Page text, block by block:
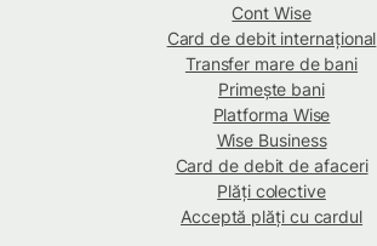
Cont Wise
Card de debit internațional
Transfer mare de bani
Primește bani
Platforma Wise
Wise Business
Card de debit de afaceri
Plăți colective
Acceptă plăți cu cardul